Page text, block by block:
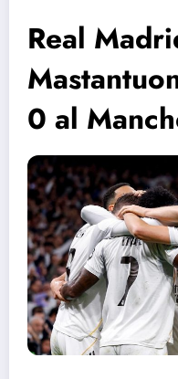
Real
0 al